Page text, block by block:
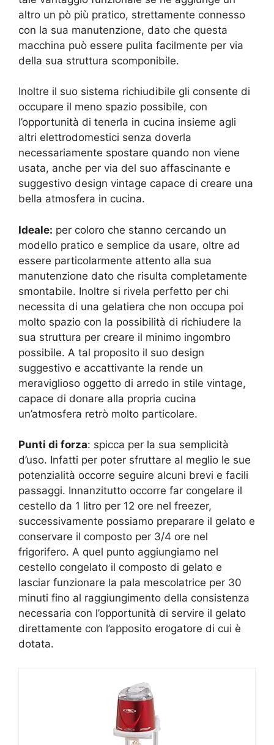
altro un pò più pratico, strettamente connesso
con la sua manutenzione, dato che questa
macchina può essere pulita facilmente per via
della sua struttura scomponibile.
Inoltre il suo sistema richiudibile gli consente di
occupare il meno spazio possibile, con
l’opportunità di tenerla in cucina insieme agli
altri elettrodomestici senza doverla
necessariamente spostare quando non viene
usata, anche per via del suo affascinante e
suggestivo design vintage capace di creare una
bella atmosfera in cucina.
Ideale: per coloro che stanno cercando un
modello pratico e semplice da usare, oltre ad
essere particolarmente attento alla sua
manutenzione dato che risulta completamente
smontabile. Inoltre si rivela perfetto per chi
necessita di una gelatiera che non occupa poi
molto spazio con la possibilità di richiudere la
sua struttura per creare il minimo ingombro
possibile. A tal proposito il suo design
suggestivo e accattivante la rende un
meraviglioso oggetto di arredo in stile vintage,
capace di donare alla propria cucina
un’atmosfera retrò molto particolare.
Punti di forza: spicca per la sua semplicità
d’uso. Infatti per poter sfruttare al meglio le sue
potenzialità occorre seguire alcuni brevi e facili
passaggi. Innanzitutto occorre far congelare il
cestello da 1 litro per 12 ore nel freezer,
successivamente possiamo preparare il gelato e
conservare il composto per 3/4 ore nel
frigorifero. A quel punto aggiungiamo nel
cestello congelato il composto di gelato e
lasciar funzionare la pala mescolatrice per 30
minuti fino al raggiungimento della consistenza
necessaria con l’opportunità di servire il gelato
direttamente con l’apposito erogatore di cui è
dotata.